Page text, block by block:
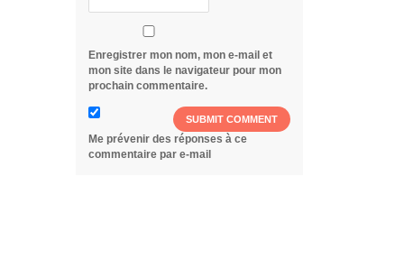
Enregistrer mon nom, mon e-mail et
mon site dans le navigateur pour mon
prochain commentaire.
Me prévenir des réponses à ce
commentaire par e-mail